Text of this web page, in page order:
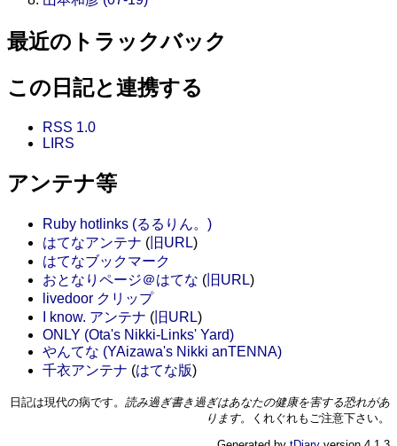
最近のトラックバック
この日記と連携する
RSS 1.0
LIRS
アンテナ等
Ruby hotlinks (るるりん。)
はてなアンテナ ( 旧URL)
はてなブックマーク
おとなりページ＠はてな ( 旧URL)
livedoor クリップ
I know. アンテナ ( 旧URL)
ONLY (Ota's Nikki-Links' Yard)
やんてな (YAizawa's Nikki anTENNA)
千衣アンテナ (はてな版)
日記は現代の病です。 読み過ぎ書き過ぎはあなたの健康を害する恐れがあ
ります。
くれぐれもご注意下さい。